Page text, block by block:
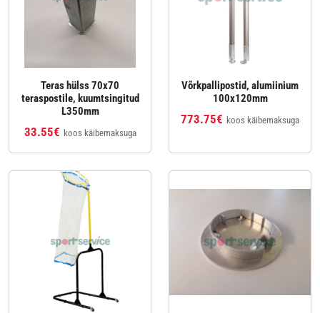
Teras hülss 70x70
teraspostile, kuumtsingitud
L350mm
33.55€ koos käibemaksuga
Võrkpallipostid, alumiinium
100x120mm
773.75€ koos käibemaksuga